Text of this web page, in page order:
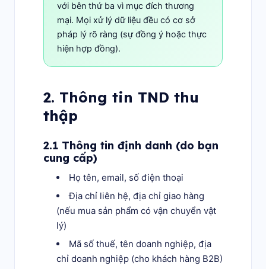
với bên thứ ba vì mục đích thương
mại. Mọi xử lý dữ liệu đều có cơ sở
pháp lý rõ ràng (sự đồng ý hoặc thực
hiện hợp đồng).
2. Thông tin TND thu
thập
2.1 Thông tin định danh (do bạn
cung cấp)
Họ tên, email, số điện thoại
Địa chỉ liên hệ, địa chỉ giao hàng
(nếu mua sản phẩm có vận chuyển vật
lý)
Mã số thuế, tên doanh nghiệp, địa
chỉ doanh nghiệp (cho khách hàng B2B)